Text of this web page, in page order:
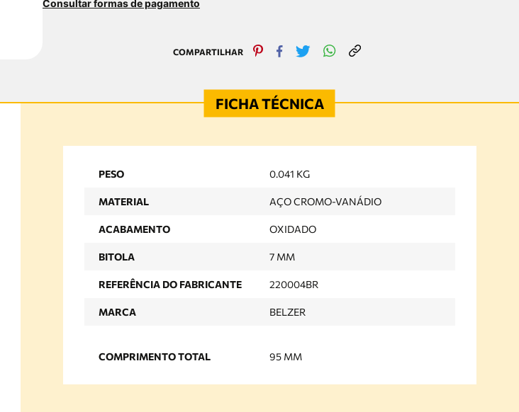
Consultar formas de pagamento
PESO 0.041 KG
MATERIAL AÇO CROMO-VANÁDIO
ACABAMENTO OXIDADO
BITOLA 7 MM
REFERÊNCIA DO FABRICANTE 220004BR
MARCA BELZER
COMPRIMENTO TOTAL 95 MM